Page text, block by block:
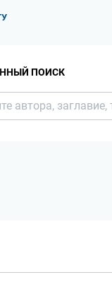
ПОИСК